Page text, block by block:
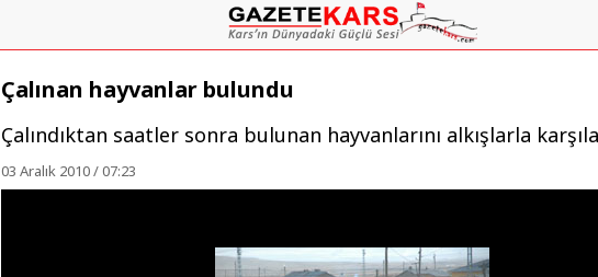
Çalınan hayvanlar bulundu
Çalındıktan saatler sonra bulunan hayvanlarını alkışlarla
03 Aralık 2010 / 07:23